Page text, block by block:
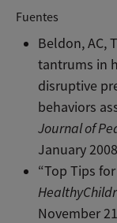
Fuentes
Beldon, AC,
tantrums in
disruptive
behaviors
Journal of
January
“Top Tips
November